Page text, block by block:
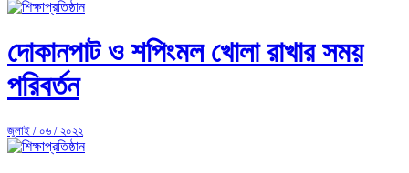
দোকানপাট ও শপিংমল খোলা রাখার সময়
পরিবর্তন
জুলাই / ০৬ / ২০২২